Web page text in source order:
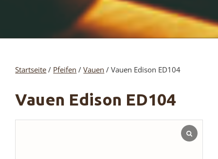
Startseite / Pfeifen /Vauen / Vauen Edison ED104
Vauen Edison ED104